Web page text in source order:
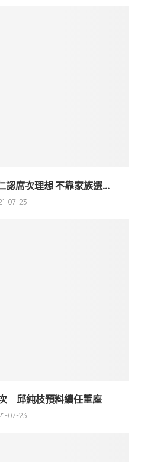
認席次理想 不靠家族選...
07-23
邱純枝預料續任董座
07-23